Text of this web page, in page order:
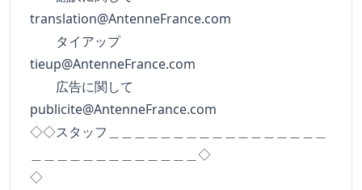
translation@AntenneFrance.com
タイアップ
tieup@AntenneFrance.com
広告に関して
publicite@AntenneFrance.com
◇◇スタッフ＿＿＿＿＿＿＿＿＿＿＿＿＿＿＿＿＿
＿＿＿＿＿＿＿＿＿＿＿＿＿◇
◇